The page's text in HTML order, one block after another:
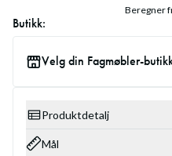
Beregner
Butikk:
Velg din Fagmøbler-
Produktdetalj
Mål